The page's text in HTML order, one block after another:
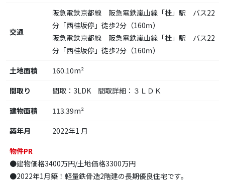
交通
阪急電鉄京都線 阪急電鉄嵐山線「桂」駅 バス22
分「西桂坂停」徒歩2分（160ｍ）
阪急電鉄京都線 阪急電鉄嵐山線「桂」駅 バス22
分「西桂坂停」徒歩2分（160ｍ）
土地面積
160.10m²
間取り
間取：3LDK 間取詳細：３ＬＤＫ
建物面積
113.39m²
築年月
2022年1 月
物件PR
●建物価格3400万円/土地価格3300万円
●2022年1月築！軽量鉄骨造2階建の長期優良住宅です。